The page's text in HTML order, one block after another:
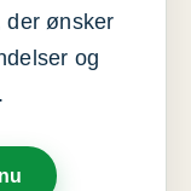
der ønsker
og